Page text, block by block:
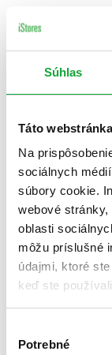
Súhlas
Táto
Na
sociálnych
súbory cookie.
webové
oblasti
môžu príslušné
údajmi, ktoré
keď ste
súhlasu
Potrebné